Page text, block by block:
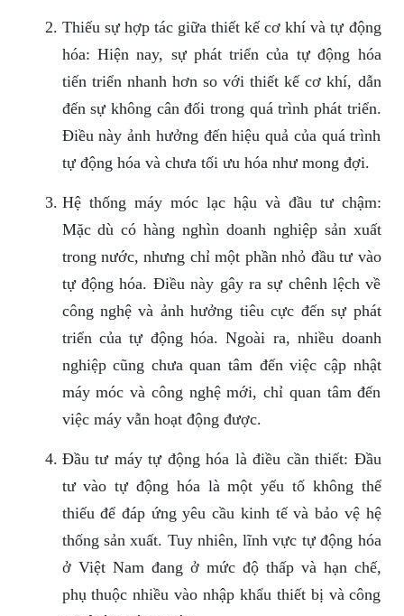
Thiếu sự hợp tác giữa thiết kế cơ khí và tự động
hóa: Hiện nay, sự phát triển của tự động hóa
tiến triển nhanh hơn so với thiết kế cơ khí, dẫn
đến sự không cân đối trong quá trình phát triển.
Điều này ảnh hưởng đến hiệu quả của quá trình
tự động hóa và chưa tối ưu hóa như mong đợi.
Hệ thống máy móc lạc hậu và đầu tư chậm:
Mặc dù có hàng nghìn doanh nghiệp sản xuất
trong nước, nhưng chỉ một phần nhỏ đầu tư vào
tự động hóa. Điều này gây ra sự chênh lệch về
công nghệ và ảnh hưởng tiêu cực đến sự phát
triển của tự động hóa. Ngoài ra, nhiều doanh
nghiệp cũng chưa quan tâm đến việc cập nhật
máy móc và công nghệ mới, chỉ quan tâm đến
việc máy vẫn hoạt động được.
Đầu tư máy tự động hóa là điều cần thiết: Đầu
tư vào tự động hóa là một yếu tố không thể
thiếu để đáp ứng yêu cầu kinh tế và bảo vệ hệ
thống sản xuất. Tuy nhiên, lĩnh vực tự động hóa
ở Việt Nam đang ở mức độ thấp và hạn chế,
phụ thuộc nhiều vào nhập khẩu thiết bị và công